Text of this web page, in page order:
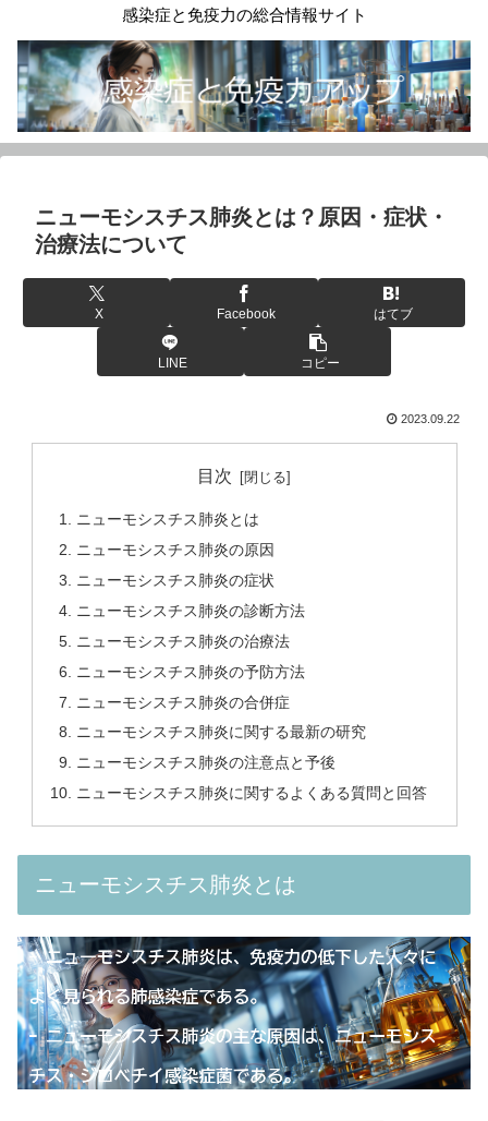
感染症と免疫力の総合情報サイト
ニューモシスチス肺炎とは？原因・症状・
治療法について
X Facebook はてブ
LINE コピー
2023.09.22
目次
ニューモシスチス肺炎とは
ニューモシスチス肺炎の原因
ニューモシスチス肺炎の症状
ニューモシスチス肺炎の診断方法
ニューモシスチス肺炎の治療法
ニューモシスチス肺炎の予防方法
ニューモシスチス肺炎の合併症
ニューモシスチス肺炎に関する最新の研究
ニューモシスチス肺炎の注意点と予後
ニューモシスチス肺炎に関するよくある質問と回答
ニューモシスチス肺炎とは